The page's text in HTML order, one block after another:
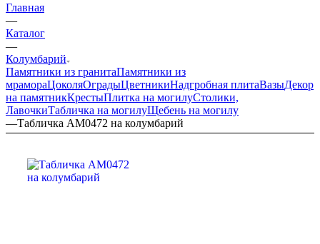
Главная
—
Каталог
—
Колумбарий
Памятники из гранитаПамятники из
мрамораЦоколяОградыЦветникиНадгробная плитаВазыДекор
на памятникКрестыПлитка на могилуСтолики,
ЛавочкиТабличка на могилуЩебень на могилу
—Табличка AM0472 на колумбарий